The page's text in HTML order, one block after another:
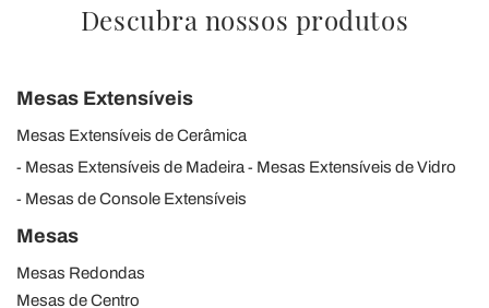
Descubra nossos produtos
Mesas Extensíveis
Mesas Extensíveis de Cerâmica
Mesas Extensíveis de Madeira
Mesas Extensíveis de Vidro
Mesas de Console Extensíveis
Mesas
Mesas Redondas
Mesas de Centro